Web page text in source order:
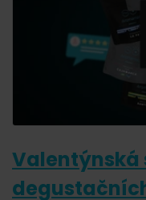
Valentýnská